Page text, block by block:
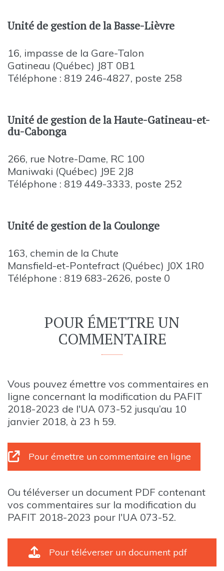
Unité de gestion de la Basse-Lièvre
16, impasse de la Gare-Talon
Gatineau (Québec) J8T 0B1
Téléphone : 819 246-4827, poste 258
Unité de gestion de la Haute-Gatineau-et-
du-Cabonga
266, rue Notre-Dame, RC 100
Maniwaki (Québec) J9E 2J8
Téléphone : 819 449-3333, poste 252
Unité de gestion de la Coulonge
163, chemin de la Chute
Mansfield-et-Pontefract (Québec) J0X 1R0
Téléphone : 819 683-2626, poste 0
POUR ÉMETTRE UN
COMMENTAIRE
Vous pouvez émettre vos commentaires en
ligne concernant la modification du PAFIT
2018-2023 de l'UA 073-52 jusqu’au 10
janvier 2018, à 23 h 59.
Pour émettre un commentaire en ligne
Ou téléverser un document PDF contenant
vos commentaires sur la modification du
PAFIT 2018-2023 pour l'UA 073-52.
Pour téléverser un document pdf